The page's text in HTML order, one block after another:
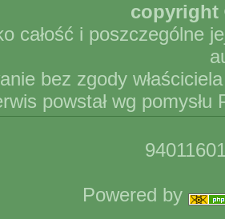
copyright
całość i poszczególne
bez zgody
powstał wg
Powered by